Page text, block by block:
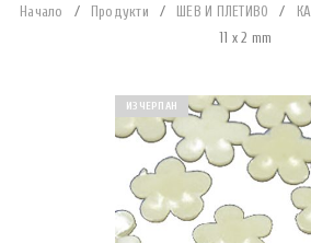
Начало / Продукти / ШЕВ И ПЛЕТИВО /
11 x 2 mm
ИЗЧЕРПАН